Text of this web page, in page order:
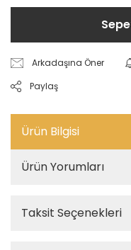
Arkadaşına Öner
Paylaş
Ürün Bilgisi
Ürün Yorumları
Taksit Seçenekleri